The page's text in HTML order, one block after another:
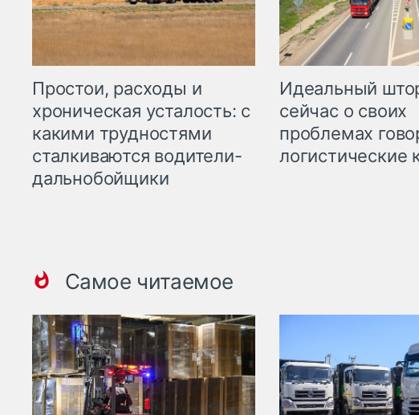
Простои, расходы и
хроническая усталость: с
какими трудностями
сталкиваются водители-
дальнобойщики
Идеальный
сейчас о своих
проблемах
логистические
Самое читаемое